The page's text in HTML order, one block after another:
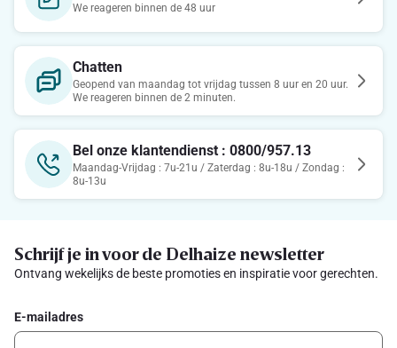
We reageren binnen de 48 uur
Chatten
Geopend van maandag tot vrijdag tussen 8 uur en 20 uur.
We reageren binnen de 2 minuten.
Bel onze klantendienst : 0800/957.13
Maandag-Vrijdag : 7u-21u / Zaterdag : 8u-18u / Zondag :
8u-13u
Schrijf je in voor de Delhaize newsletter
Ontvang wekelijks de beste promoties en inspiratie voor gerechten.
E-mailadres